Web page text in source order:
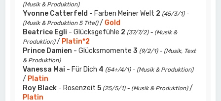
(Musik & Produktion)
Yvonne Catterfeld - Farben Meiner Welt 2 (45/3/1) -
(Musik & Produktion 5 Titel)/ Gold
Beatrice Egli - Glücksgefühle 2 (37/7/2) - (Musik &
Produktion)/ Platin*2
Prince Damien - Glücksmomente3 (9/2/1) - (Musik, Text
& Produktion)
Vanessa Mai - Für Dich 4 (54+/4/1) - (Musik & Produktion)
/ Platin
Roy Black - Rosenzeit5 (25/5/1) - (Musik & Produktion)/
Platin